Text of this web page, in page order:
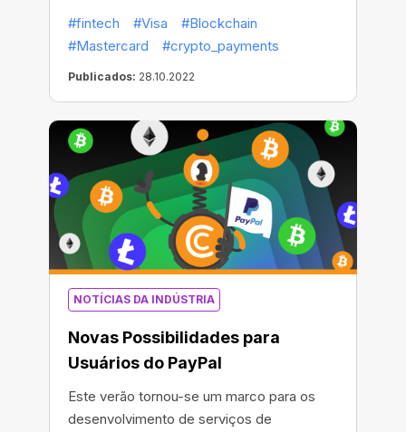
empresa de serviços financeiros em
criptomoedas mais popular do mundo —
mostrou ao mundo seu novo
Blockchain.com Visa® Card.
#fintech #Visa
#Blockchain
#Mastercard
#crypto_payments
Publicados: 28.10.2022
NOTÍCIAS DA INDÚSTRIA
Novas Possibilidades para
Usuários do PayPal
Este verão tornou-se um marco para os
desenvolvimento de serviços de